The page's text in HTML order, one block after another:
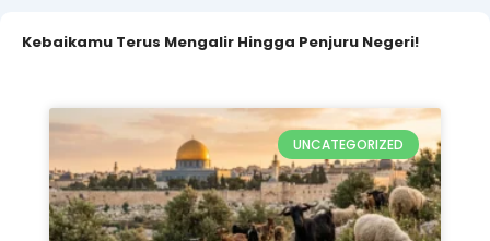
Kebaikamu Terus Mengalir Hingga Penjuru Negeri!
UNCATEGORIZED